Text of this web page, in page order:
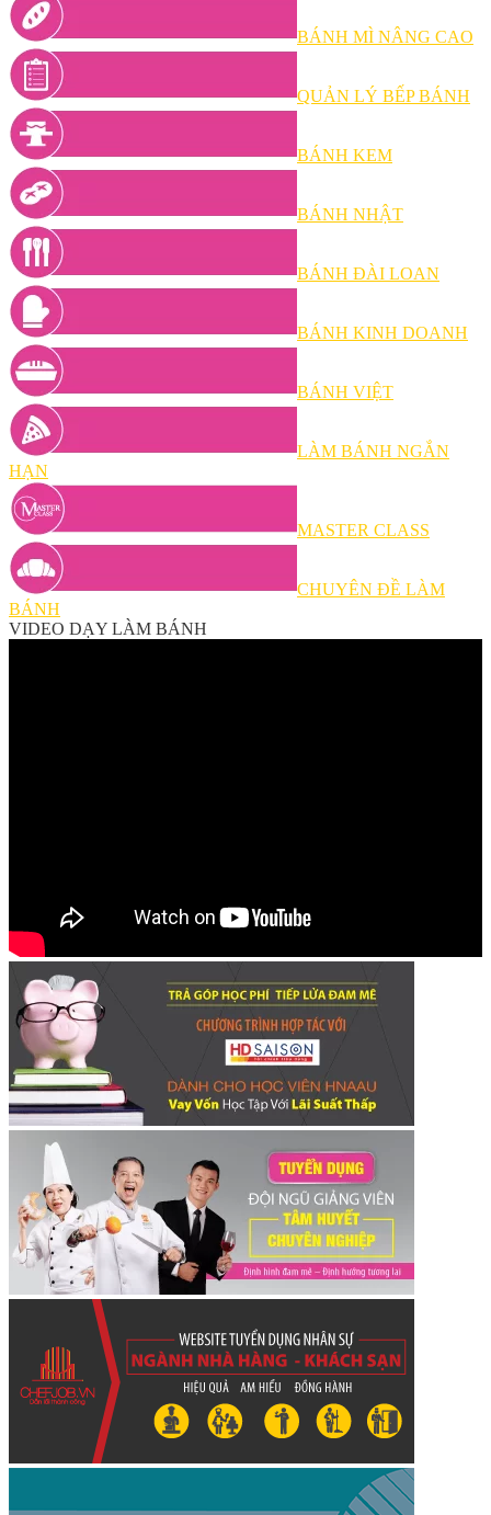
BÁNH MÌ NÂNG CAO
QUẢN LÝ BẾP BÁNH
BÁNH KEM
BÁNH NHẬT
BÁNH ĐÀI LOAN
BÁNH KINH DOANH
BÁNH VIỆT
LÀM BÁNH NGẮN
HẠN
MASTER CLASS
CHUYÊN ĐỀ LÀM
BÁNH
VIDEO DẠY LÀM BÁNH